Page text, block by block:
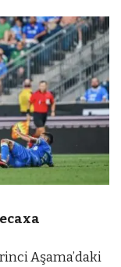
Aşama’daki